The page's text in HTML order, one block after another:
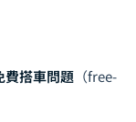
費搭車問題 （free-